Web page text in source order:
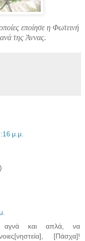
εποίησε η Φωτεινή
της Άννας.
μ.μ.
αγνά και απλά, να
[Πάσχα]!